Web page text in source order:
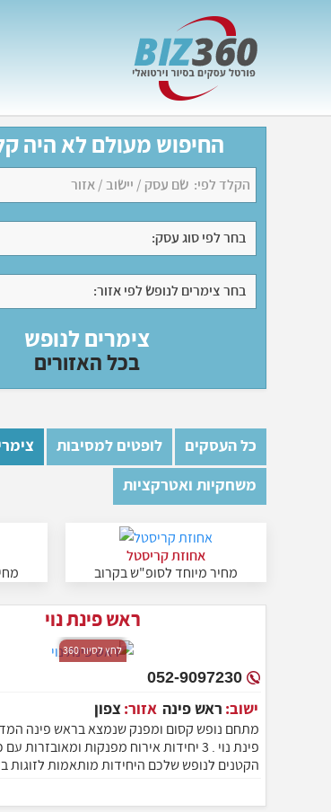
החיפוש מעולם לא היה
בחר לפי סוג עסק:
בחר צימרים לנופש לפי אזור:
צימרים לנופש
בכל האזורים
כל העסקים לופטים למסיבות
משחקיות ואטרקציות
אחוזת קריסטל
מחיר מיוחד לסופ"ש בקרוב
ראש פינת נוי
לחץ לסיור 360
052-9097230
ישוב:ראש פינה אזור:צפון
מתחם נופש קסום ומפנק שנמצא בראש פינה
פינת נוי . 3 יחידות אירוח מפנקות
הקטנים לנופש שלכם היחידות מותאמות
קיים מסעדות משובחות רבות, אטרקציות